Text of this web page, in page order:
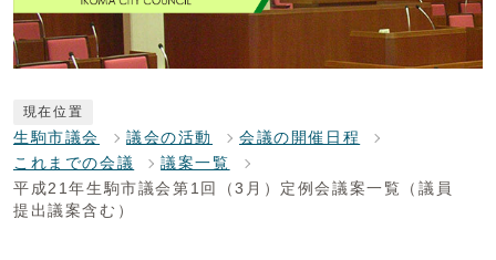
現在位置
生駒市議会 議会の活動
会議の開催日程
これまでの会議
議案一覧
平成21年生駒市議会第1回（3月）定例会議案一覧（議員
提出議案含む）